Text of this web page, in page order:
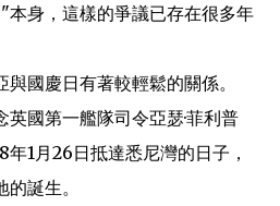
身，這樣的爭議已存在很多年
國慶日有著較輕鬆的關係。
國第一艦隊司令亞瑟·菲利普
年1月26日抵達悉尼灣的日子，
誕生。